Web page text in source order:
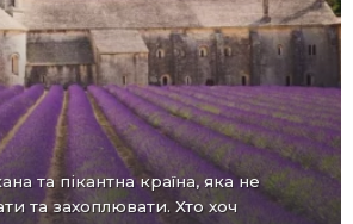
та захоплювати. Хто хоч